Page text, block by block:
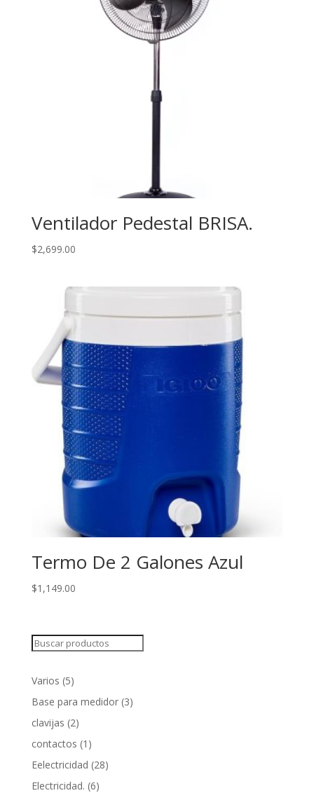
Ventilador Pedestal BRISA.
$2,699.00
Termo De 2 Galones Azul
$1,149.00
Search
Varios 55
products
Base para medidor 33
clavijas 22
products
contactos 1 1
product
Eelectricidad 2828
Electricidad. 66